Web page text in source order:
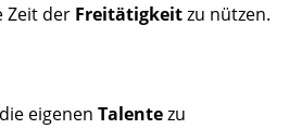
Zeit der Freitätigkeitzu nützen.
eigenen Talentezu